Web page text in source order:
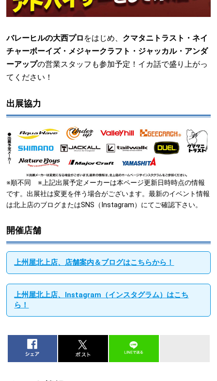
バレーヒルの大西プロ をはじめ、 クマタニトラスト・ネイ
チャーボーイズ・メジャークラフト・ジャッカル・アンダ
ーアップの営業スタッフも参加予定！イカ話で盛り上がっ
てください！
出展協力
※順不同 ※上記出展予定メーカーは本ページ更新日時時点の情報
です。出展社は変更を伴う場合がございます。最新のイベント情報
は北上店のブログまたはSNS（Instagram）にてご確認下さい。
開催店舗
上州屋北上店、店舗案内＆ブログはこちらから！
上州屋北上店、Instagram（インスタグラム）はこち
ら！